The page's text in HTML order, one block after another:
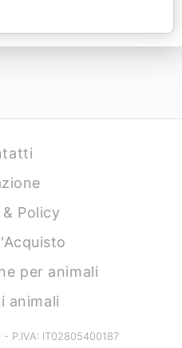
Policy
per animali
animali
P.IVA: IT02805400187